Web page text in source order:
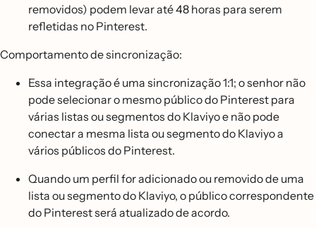
removidos) podem levar até 48 horas para serem
refletidas no Pinterest.
Comportamento de sincronização:
Essa integração é uma sincronização 1:1; o senhor não
pode selecionar o mesmo público do Pinterest para
várias listas ou segmentos do Klaviyo e não pode
conectar a mesma lista ou segmento do Klaviyo a
vários públicos do Pinterest.
Quando um perfil for adicionado ou removido de uma
lista ou segmento do Klaviyo, o público correspondente
do Pinterest será atualizado de acordo.